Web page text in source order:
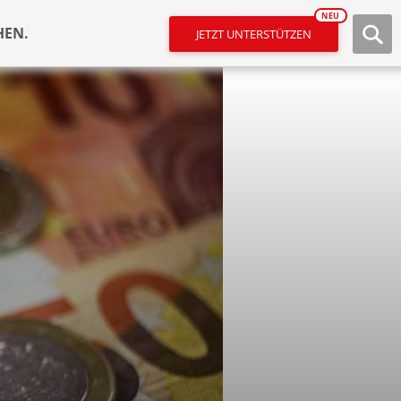
JETZT UNTERSTÜTZEN
NEU